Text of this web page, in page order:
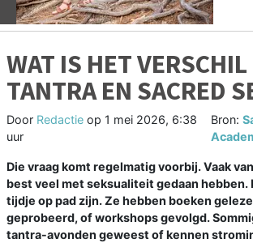
WAT IS HET
TANTRA EN SACRED
Door Redactie op 1 mei 2026, 6:38
uur
Bron:
Die vraag komt regelmatig voorbij. Vaak
best veel met seksualiteit gedaan hebben.
tijdje op pad zijn. Ze hebben boeken
geprobeerd, of workshops gevolgd.
tantra-avonden geweest of kennen